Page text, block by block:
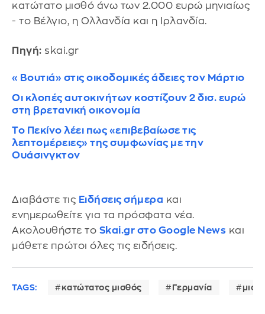
κατώτατο μισθό άνω των 2.000 ευρώ μηνιαίως
- το Βέλγιο, η Ολλανδία και η Ιρλανδία.
Πηγή: skai.gr
«Βουτιά» στις οικοδομικές άδειες τον Μάρτιο
Οι κλοπές αυτοκινήτων κοστίζουν 2 δισ. ευρώ
στη βρετανική οικονομία
Το Πεκίνο λέει πως «επιβεβαίωσε τις
λεπτομέρειες» της συμφωνίας με την
Ουάσινγκτον
Διαβάστε τις Ειδήσεις σήμερα και
ενημερωθείτε για τα πρόσφατα νέα.
Ακολουθήστε το Skai.gr στο Google News και
μάθετε πρώτοι όλες τις ειδήσεις.
TAGS: κατώτατος μισθός Γερμανία